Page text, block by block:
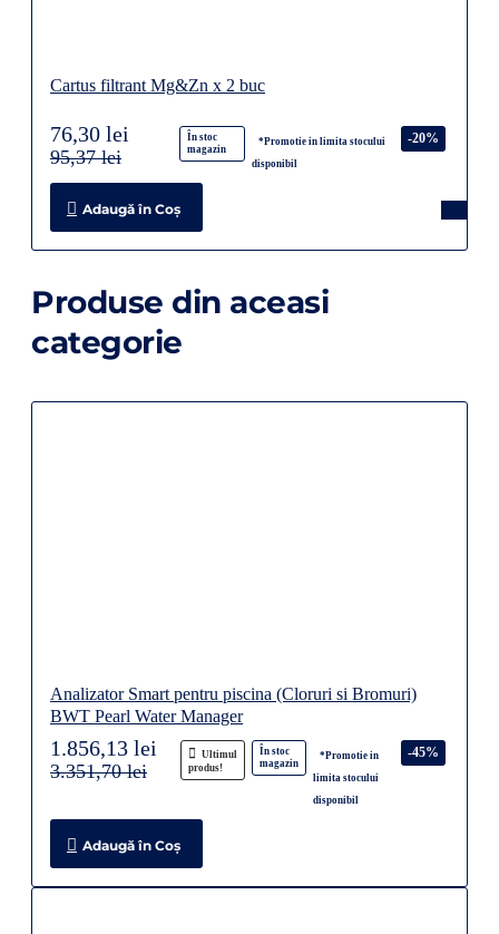
Cartus filtrant Mg&Zn x 2 buc
În stoc
magazin
*Promotie in limita stocului
disponibil
-20%
76,30 lei
95,37 lei
Adaugă în Coş
Produse din aceasi
categorie
Analizator Smart pentru piscina (Cloruri si Bromuri)
BWT Pearl Water Manager
Ultimul
produs!
În stoc
magazin
*Promotie in
limita stocului
disponibil
-45%
1.856,13 lei
3.351,70 lei
Adaugă în Coş